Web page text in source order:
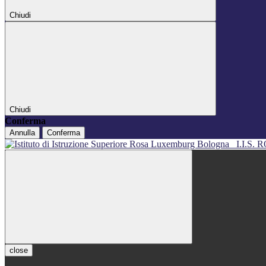
Chiudi
Chiudi
Conferma
Annulla Conferma
I.I.S.
close